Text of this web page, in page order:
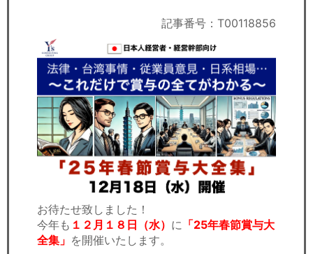
経済ニュース
労務顧問
ＩＴ
飲食店情報
記事番号：T00118856
お待たせ致しました！
今年も １２月１８日（水） に 「25年春節賞与大
全集」 を開催いたします。